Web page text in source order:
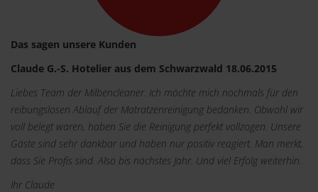
Das sagen unsere Kunden
Claude G.-S. Hotelier aus dem Schwarzwald 18.06.2015
Liebes Team der Milbencleaner. Ich möchte mich nochmals für den
reibungslosen Ablauf der Matratzenreinigung bedanken. Obwohl wir
voll belegt waren, haben Sie die Reinigung perfekt vollzogen. Unsere
Gäste sind sehr dankbar und haben nur positiv reagiert. Man merkt,
dass Sie Profis sind. Also bis nächstes Jahr. Und viel Erfolg weiterhin.
Ihr Claude